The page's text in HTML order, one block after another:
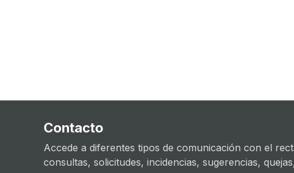
Contacto
Accede a diferentes tipos de comunicación con el
consultas, solicitudes, incidencias, sugerencias,